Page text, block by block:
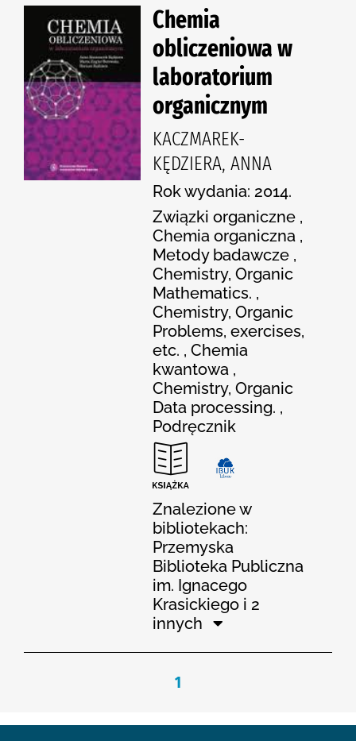
Chemia
obliczeniowa w
laboratorium
organicznym
KACZMAREK-
KĘDZIERA, ANNA
Rok wydania: 2014.
Związki organiczne ,
Chemia organiczna ,
Metody badawcze ,
Chemistry, Organic
Mathematics. ,
Chemistry, Organic
Problems, exercises,
etc. , Chemia
kwantowa ,
Chemistry, Organic
Data processing. ,
Podręcznik
Znalezione w
bibliotekach:
Przemyska
Biblioteka Publiczna
im. Ignacego
Krasickiego i 2
innych
1